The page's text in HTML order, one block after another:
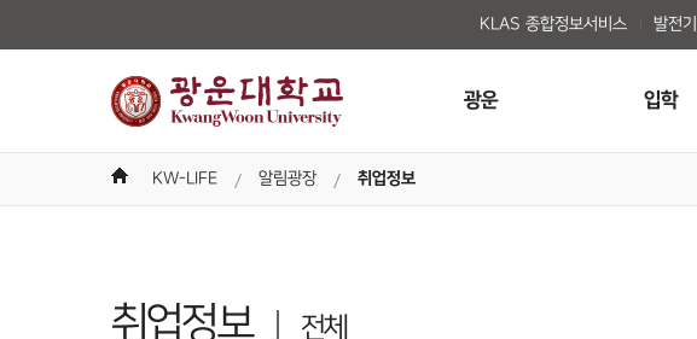
KLAS 종합정보서비스 발전
광운 입학
KW-LIFE 알림광장 취업정보
취업정보 전체